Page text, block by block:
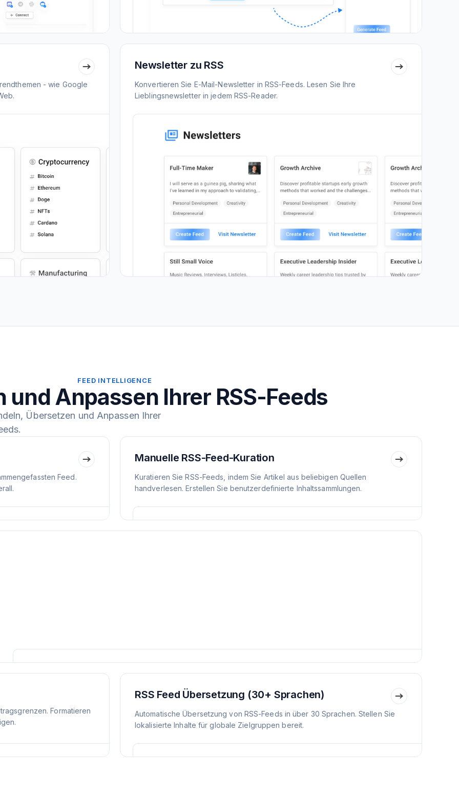
- wie Google
Newsletter zu RSS
Konvertieren Sie E-Mail-Newsletter in RSS-Feeds. Lesen Sie Ihre
Lieblingsnewsletter in jedem RSS-Reader.
FEED INTELLIGENCE
und Anpassen Ihrer RSS-Feeds
Übersetzen und Anpassen Ihrer
Feed.
Manuelle RSS-Feed-Kuration
Kuratieren Sie RSS-Feeds, indem Sie Artikel aus beliebigen Quellen
handverlesen. Erstellen Sie benutzerdefinierte Inhaltssammlungen.
Formatieren
RSS Feed Übersetzung (30+ Sprachen)
Automatische Übersetzung von RSS-Feeds in über 30 Sprachen. Stellen Sie
lokalisierte Inhalte für globale Zielgruppen bereit.